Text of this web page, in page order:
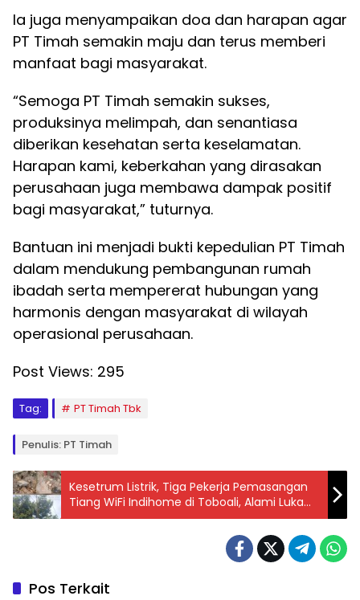
Ia juga menyampaikan doa dan harapan agar
PT Timah semakin maju dan terus memberi
manfaat bagi masyarakat.
“Semoga PT Timah semakin sukses,
produksinya melimpah, dan senantiasa
diberikan kesehatan serta keselamatan.
Harapan kami, keberkahan yang dirasakan
perusahaan juga membawa dampak positif
bagi masyarakat,” tuturnya.
Bantuan ini menjadi bukti kepedulian PT Timah
dalam mendukung pembangunan rumah
ibadah serta mempererat hubungan yang
harmonis dengan masyarakat di wilayah
operasional perusahaan.
Post Views: 295
Tag: PT Timah Tbk
Penulis: PT Timah
Kesetrum Listrik, Tiga Pekerja Pemasangan
Tiang WiFi Indihome di Toboali, Alami Luka
Bakar
Pos Terkait